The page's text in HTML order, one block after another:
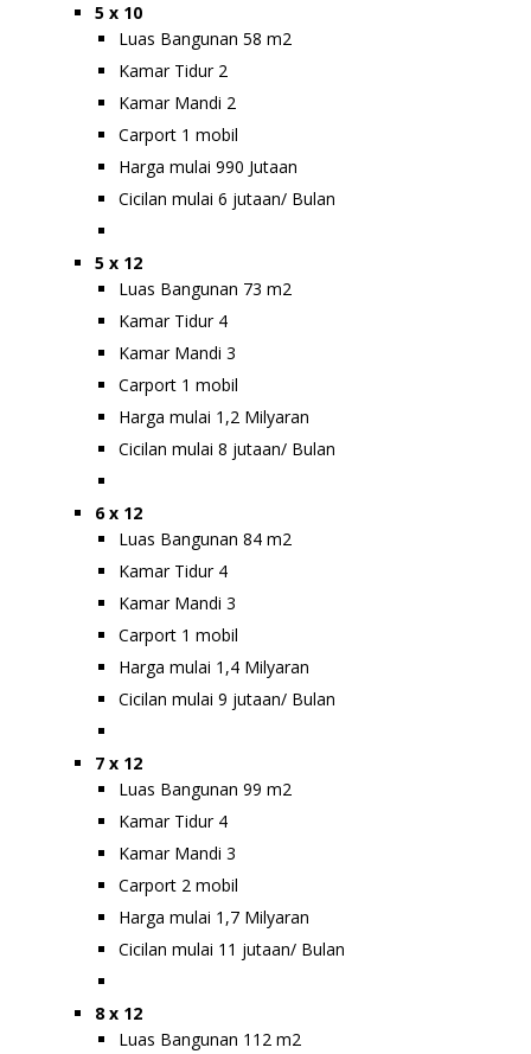
5 x 10
Luas Bangunan 58 m2
Kamar Tidur 2
Kamar Mandi 2
Carport 1 mobil
Harga mulai 990 Jutaan
Cicilan mulai 6 jutaan/ Bulan
5 x 12
Luas Bangunan 73 m2
Kamar Tidur 4
Kamar Mandi 3
Carport 1 mobil
Harga mulai 1,2 Milyaran
Cicilan mulai 8 jutaan/ Bulan
6 x 12
Luas Bangunan 84 m2
Kamar Tidur 4
Kamar Mandi 3
Carport 1 mobil
Harga mulai 1,4 Milyaran
Cicilan mulai 9 jutaan/ Bulan
7 x 12
Luas Bangunan 99 m2
Kamar Tidur 4
Kamar Mandi 3
Carport 2 mobil
Harga mulai 1,7 Milyaran
Cicilan mulai 11 jutaan/ Bulan
8 x 12
Luas Bangunan 112 m2